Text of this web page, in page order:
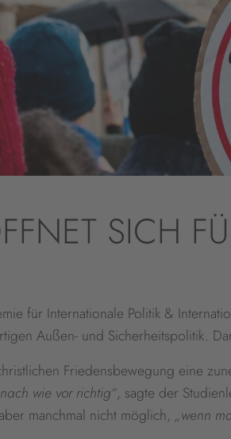
SICH
für Internationale Politik &
Außen- und Sicherheitspolitik.
Friedensbewegung eine
wie vor richtig“, sagte der
manchmal nicht möglich, „wenn